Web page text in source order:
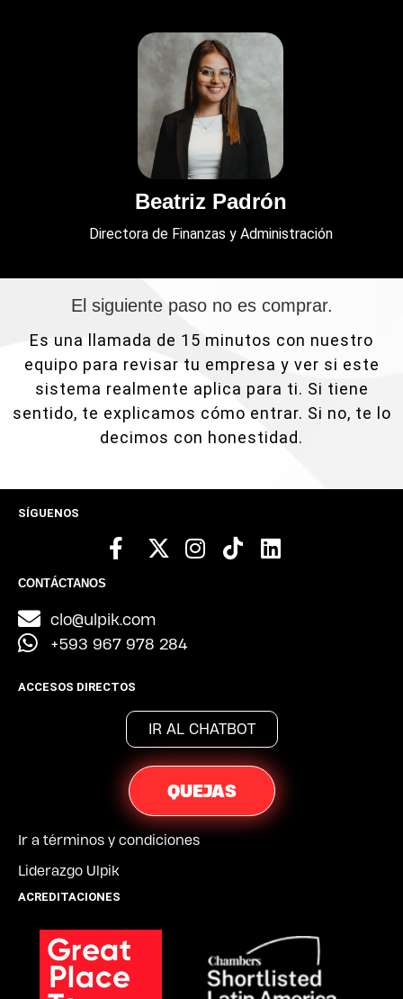
Beatriz Padrón
Directora de Finanzas y Administración
El siguiente paso no es comprar.
Es una llamada de 15 minutos con nuestro
equipo para revisar tu empresa y ver si este
sistema realmente aplica para ti. Si tiene
sentido, te explicamos cómo entrar. Si no, te lo
decimos con honestidad.
SÍGUENOS
CONTÁCTANOS
clo@ulpik.com
+593 967 978 284
ACCESOS DIRECTOS
IR AL CHATBOT
QUEJAS
Ir a términos y condiciones
Liderazgo Ulpik
ACREDITACIONES